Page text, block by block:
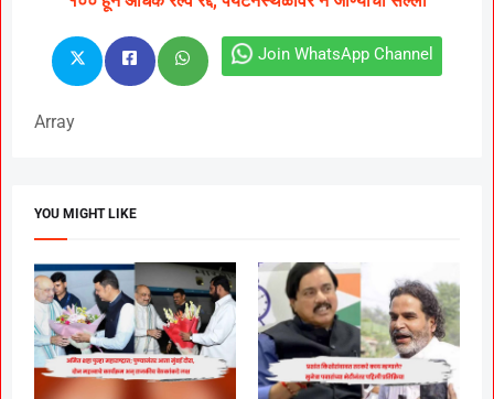
Join WhatsApp Channel
Array
YOU MIGHT LIKE